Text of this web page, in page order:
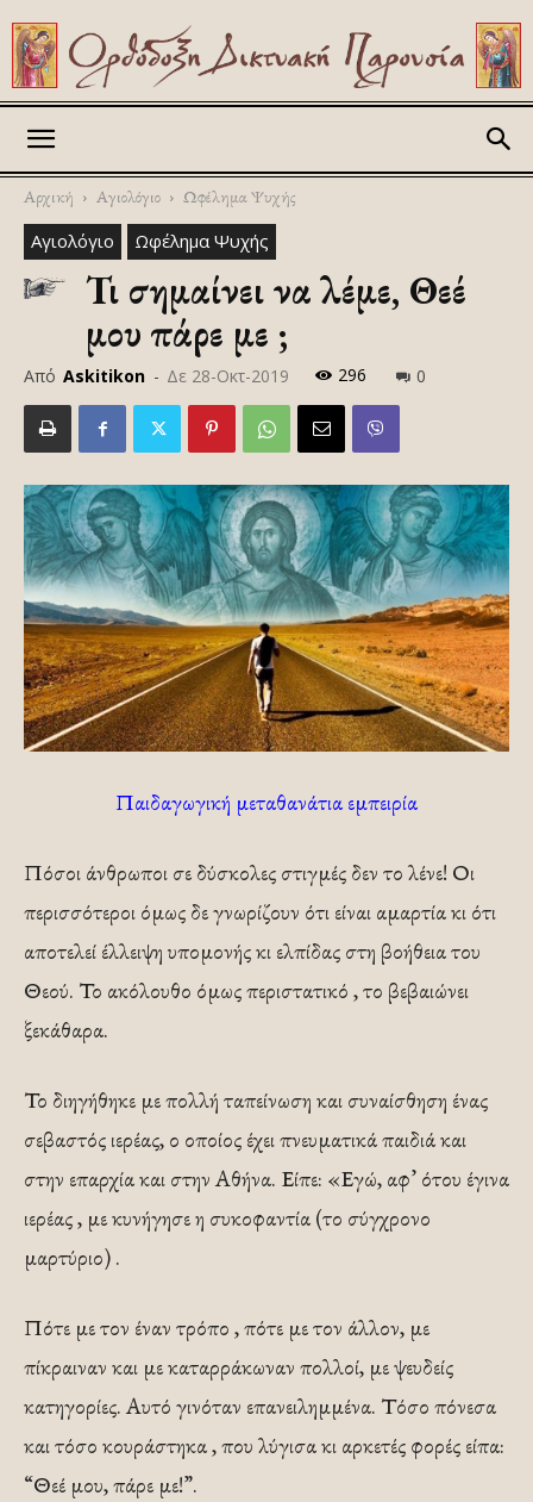
Αρχική Αγιολόγιο Ωφέλημα Ψυχής
Αγιολόγιο Ωφέλημα Ψυχής
Τι σημαίνει να λέμε, Θεέ
μου πάρε με ;
Από Askitikon - Δε 28-Οκτ-2019 296 0
Παιδαγωγική μεταθανάτια εμπειρία
Πόσοι άνθρωποι σε δύσκολες στιγμές δεν το λένε! Οι
περισσότεροι όμως δε γνωρίζουν ότι είναι αμαρτία κι ότι
αποτελεί έλλειψη υπομονής κι ελπίδας στη βοήθεια του
Θεού. Το ακόλουθο όμως περιστατικό , το βεβαιώνει
ξεκάθαρα.
Το διηγήθηκε με πολλή ταπείνωση και συναίσθηση ένας
σεβαστός ιερέας, ο οποίος έχει πνευματικά παιδιά και
στην επαρχία και στην Αθήνα. Είπε: «Εγώ, αφ’ ότου έγινα
ιερέας , με κυνήγησε η συκοφαντία (το σύγχρονο
μαρτύριο) .
Πότε με τον έναν τρόπο , πότε με τον άλλον, με
πίκραιναν και με καταρράκωναν πολλοί, με ψευδείς
κατηγορίες. Αυτό γινόταν επανειλημμένα. Τόσο πόνεσα
και τόσο κουράστηκα , που λύγισα κι αρκετές φορές είπα:
“Θεέ μου, πάρε με!”.